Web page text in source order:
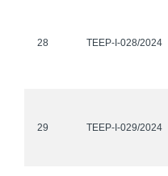
28 TEEP-I-028/2024
29 TEEP-I-029/2024